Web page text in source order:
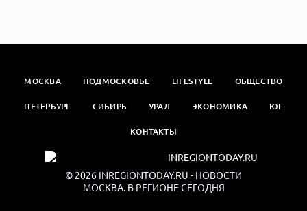
МОСКВА ПОДМОСКОВЬЕ LIFESTYLE ОБЩЕСТВО
ПЕТЕРБУРГ СИБИРЬ УРАЛ ЭКОНОМИКА ЮГ
КОНТАКТЫ
© 2026 INREGIONTODAY.RU - НОВОСТИ
МОСКВА. В РЕГИОНЕ СЕГОДНЯ